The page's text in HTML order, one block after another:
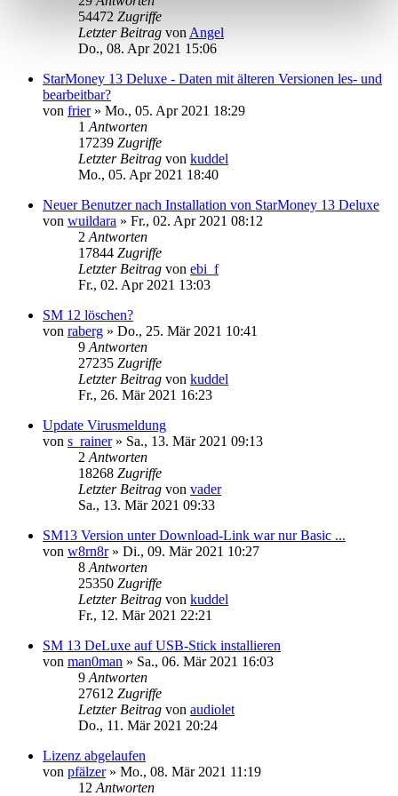
54472 Zugriffe
Letzter Beitrag von Angel
Do., 08. Apr 2021 15:06
StarMoney 13 Deluxe - Daten mit älteren Versionen les- und
bearbeitbar?
von frier» Mo., 05. Apr 2021 18:29
1 Antworten
17239 Zugriffe
Letzter Beitrag von kuddel
Mo., 05. Apr 2021 18:40
Neuer Benutzer nach Installation von StarMoney 13 Deluxe
von wuildara » Fr., 02. Apr 2021 08:12
2 Antworten
17844 Zugriffe
Letzter Beitrag von ebi_f
Fr., 02. Apr 2021 13:03
SM 12 löschen?
von raberg » Do., 25. Mär 2021 10:41
9 Antworten
27235 Zugriffe
Letzter Beitrag von kuddel
Fr., 26. Mär 2021 16:23
Update Virusmeldung
von s_rainer» Sa., 13. Mär 2021 09:13
2 Antworten
18268 Zugriffe
Letzter Beitrag von vader
Sa., 13. Mär 2021 09:33
SM13 Version unter Download-Link war nur Basic ...
von w8rn8r» Di., 09. Mär 2021 10:27
8 Antworten
25350 Zugriffe
Letzter Beitrag von kuddel
Fr., 12. Mär 2021 22:21
SM 13 DeLuxe auf USB-Stick installieren
von man0man » Sa., 06. Mär 2021 16:03
9 Antworten
27612 Zugriffe
Letzter Beitrag von audiolet
Do., 11. Mär 2021 20:24
Lizenz abgelaufen
von pfälzer» Mo., 08. Mär 2021 11:19
12 Antworten